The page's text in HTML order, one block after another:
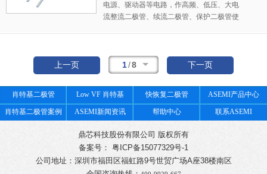
电源、驱动器等电路，作高频、低压、大电
流整流二极管、续流二极管、保护二极管使
上一页 1/8 下一页
肖特基二极管 Low VF 肖特基 快恢复二极管 ASEMI产品中心
肖特基二极管案例 ASEMI新闻资讯 帮助中心 联系ASEMI
鼎芯科技股份有限公司 版权所有
备案号： 粤ICP备15077329号-1
公司地址：深圳市福田区福虹路9号世贸广场A座38楼南区